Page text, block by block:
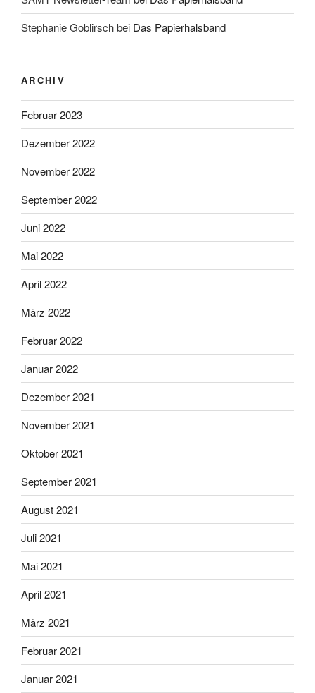
Stephanie Goblirschbei Das Papierhalsband
ARCHIV
Februar 2023
Dezember 2022
November 2022
September 2022
Juni 2022
Mai 2022
April 2022
März 2022
Februar 2022
Januar 2022
Dezember 2021
November 2021
Oktober 2021
September 2021
August 2021
Juli 2021
Mai 2021
April 2021
März 2021
Februar 2021
Januar 2021